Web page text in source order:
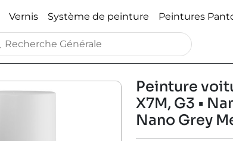
Vernis Système de peinture Peintures
Peinture
X7M, G3 •
Nano Grey